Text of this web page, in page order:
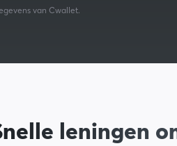
van Cwallet.
leningen